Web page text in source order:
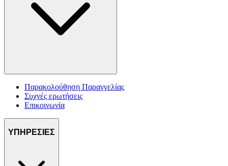
Παρακολούθηση Παραγγελίας
Συχνές ερωτήσεις
Επικοινωνία
ΥΠΗΡΕΣΙΕΣ